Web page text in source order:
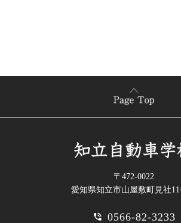
〒472-0022
愛知県知立市山屋敷町見社
phone_in_talk 0566-82-3233